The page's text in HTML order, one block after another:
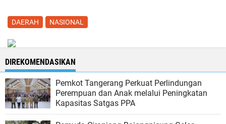
DAERAH NASIONAL
DIREKOMENDASIKAN
Pemkot Tangerang Perkuat Perlindungan
Perempuan dan Anak melalui Peningkatan
Kapasitas Satgas PPA